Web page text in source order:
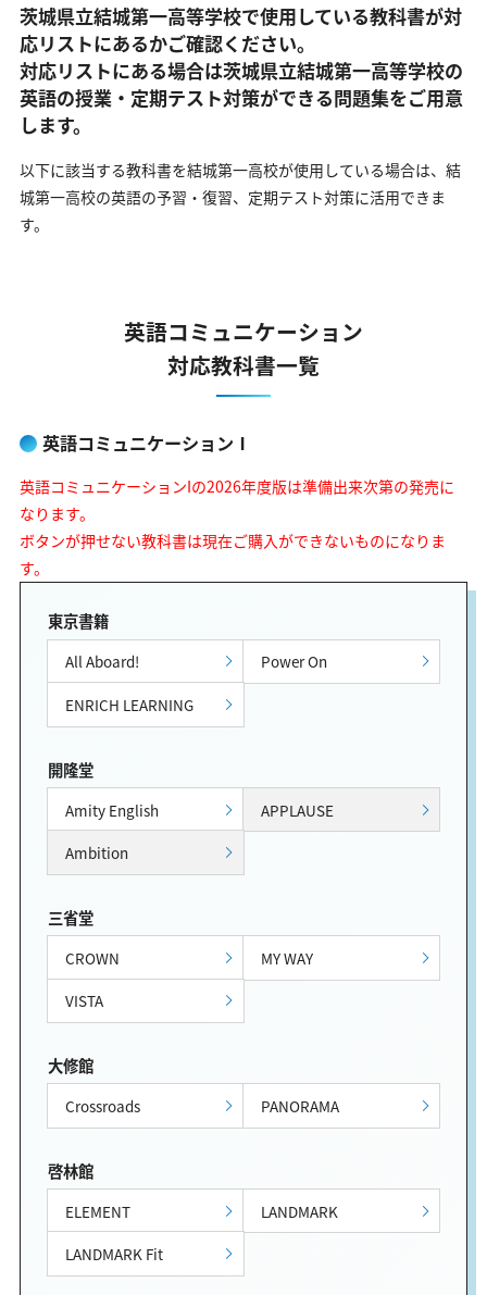
茨城県立結城第一高等学校で使用している教科書が対
応リストにあるかご確認ください。
対応リストにある場合は茨城県立結城第一高等学校の
英語の授業・定期テスト対策ができる問題集をご用意
します。
以下に該当する教科書を結城第一高校が使用している場合は、 結
城第一高校の英語の予習・復習、定期テスト対策に活用できま
す。
英語コミュニケーション
対応教科書一覧
英語コミュニケーションⅠ
英語コミュニケーションIの2026年度版は準備出来次第の発売に
なります。
ボタンが押せない教科書は現在ご購入ができないものになりま
す。
東京書籍
All Aboard!
Power On
ENRICH LEARNING
開隆堂
Amity English
APPLAUSE
Ambition
三省堂
CROWN
MY WAY
VISTA
大修館
Crossroads PANORAMA
啓林館
ELEMENT
LANDMARK
LANDMARK Fit